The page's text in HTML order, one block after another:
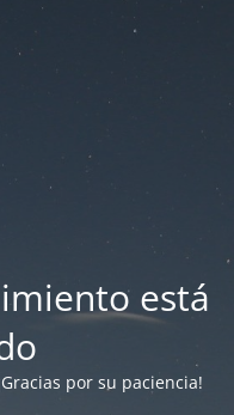
está
por su paciencia!